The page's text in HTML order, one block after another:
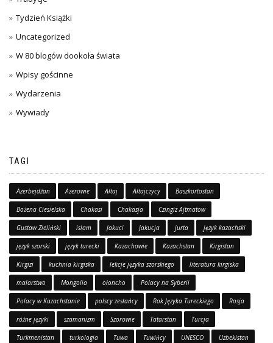
Tydzień Książki
Uncategorized
W 80 blogów dookoła świata
Wpisy gościnne
Wydarzenia
Wywiady
TAGI
Azerbejdżan Azerowie Ałtaj Ałtajczycy Baszkortostan
Bożena Ciesielska Chakasi Chakasja Czingiz Ajtmatow
Gustaw Zieliński islam Jakuci Jakucja jurta język kazachski
język szorski język turecki Kazachowie Kazachstan Kirgistan
Kirgizi kuchnia kirgiska lekcje języka szorskiego literatura kirgiska
malarstwo Mongolia ołoncho Polacy na Syberii
Polacy w Kazachstanie polscy zesłańcy Rok Języka Tureckiego Rosja
różne języki szamanizm Szorowie Tatarstan Turcja
Turkmenistan turkologia Tuwa Tuwińcy UNESCO Uzbekistan